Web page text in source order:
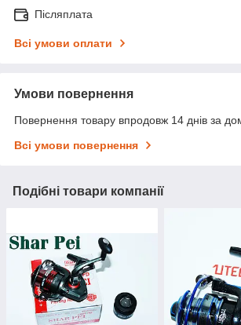
Післяплата
Всі умови оплати
Умови повернення
Повернення товару впродовж 14 днів за
Всі умови повернення
Подібні товари компанії